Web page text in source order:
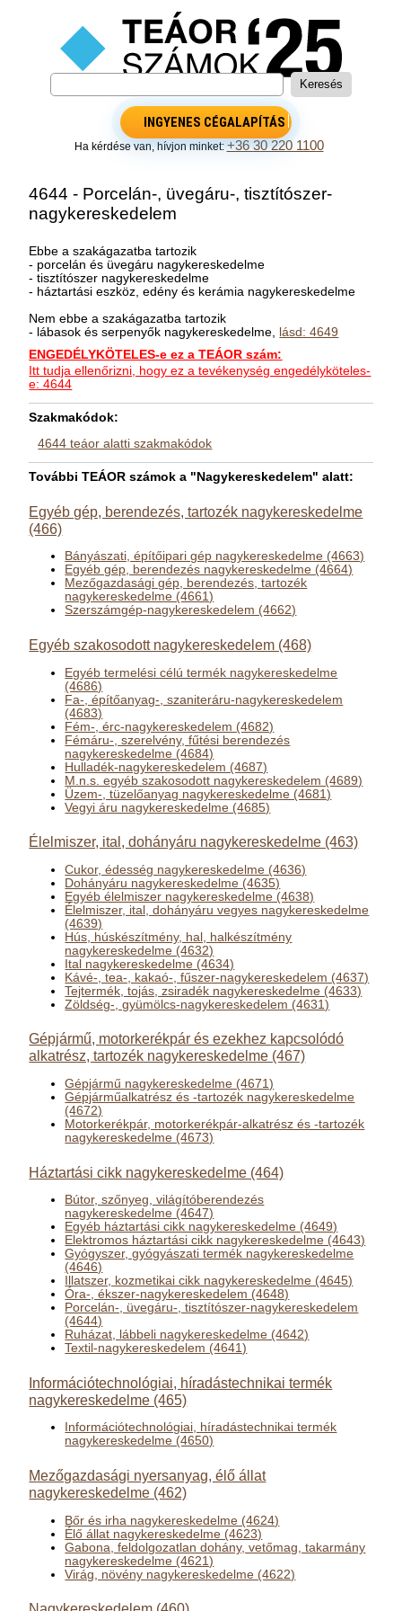
INGYENES CÉGALAPÍTÁS
Ha kérdése van, hívjon minket:+36 30 220 1100
4644 - Porcelán-, üvegáru-, tisztítószer-
nagykereskedelem
Ebbe a szakágazatba tartozik
- porcelán és üvegáru nagykereskedelme
- tisztítószer nagykereskedelme
- háztartási eszköz, edény és kerámia nagykereskedelme
Nem ebbe a szakágazatba tartozik
- lábasok és serpenyők nagykereskedelme, lásd: 4649
ENGEDÉLYKÖTELES-e ez a TEÁOR szám:
Itt tudja ellenőrizni, hogy ez a tevékenység engedélyköteles-
e: 4644
Szakmakódok:
4644 teáor alatti szakmakódok
További TEÁOR számok a "Nagykereskedelem" alatt:
Egyéb gép, berendezés, tartozék nagykereskedelme
(466)
Bányászati, építőipari gép nagykereskedelme (4663)
Egyéb gép, berendezés nagykereskedelme (4664)
Mezőgazdasági gép, berendezés, tartozék
nagykereskedelme (4661)
Szerszámgép-nagykereskedelem (4662)
Egyéb szakosodott nagykereskedelem (468)
Egyéb termelési célú termék nagykereskedelme
(4686)
Fa-, építőanyag-, szaniteráru-nagykereskedelem
(4683)
Fém-, érc-nagykereskedelem (4682)
Fémáru-, szerelvény, fűtési berendezés
nagykereskedelme (4684)
Hulladék-nagykereskedelem (4687)
M.n.s. egyéb szakosodott nagykereskedelem (4689)
Üzem-, tüzelőanyag nagykereskedelme (4681)
Vegyi áru nagykereskedelme (4685)
Élelmiszer, ital, dohányáru nagykereskedelme (463)
Cukor, édesség nagykereskedelme (4636)
Dohányáru nagykereskedelme (4635)
Egyéb élelmiszer nagykereskedelme (4638)
Élelmiszer, ital, dohányáru vegyes nagykereskedelme
(4639)
Hús, húskészítmény, hal, halkészítmény
nagykereskedelme (4632)
Ital nagykereskedelme (4634)
Kávé-, tea-, kakaó-, fűszer-nagykereskedelem (4637)
Tejtermék, tojás, zsiradék nagykereskedelme (4633)
Zöldség-, gyümölcs-nagykereskedelem (4631)
Gépjármű, motorkerékpár és ezekhez kapcsolódó
alkatrész, tartozék nagykereskedelme (467)
Gépjármű nagykereskedelme (4671)
Gépjárműalkatrész és -tartozék nagykereskedelme
(4672)
Motorkerékpár, motorkerékpár-alkatrész és -tartozék
nagykereskedelme (4673)
Háztartási cikk nagykereskedelme (464)
Bútor, szőnyeg, világítóberendezés
nagykereskedelme (4647)
Egyéb háztartási cikk nagykereskedelme (4649)
Elektromos háztartási cikk nagykereskedelme (4643)
Gyógyszer, gyógyászati termék nagykereskedelme
(4646)
Illatszer, kozmetikai cikk nagykereskedelme (4645)
Óra-, ékszer-nagykereskedelem (4648)
Porcelán-, üvegáru-, tisztítószer-nagykereskedelem
(4644)
Ruházat, lábbeli nagykereskedelme (4642)
Textil-nagykereskedelem (4641)
Információtechnológiai, híradástechnikai termék
nagykereskedelme (465)
Információtechnológiai, híradástechnikai termék
nagykereskedelme (4650)
Mezőgazdasági nyersanyag, élő állat
nagykereskedelme (462)
Bőr és irha nagykereskedelme (4624)
Élő állat nagykereskedelme (4623)
Gabona, feldolgozatlan dohány, vetőmag, takarmány
nagykereskedelme (4621)
Virág, növény nagykereskedelme (4622)